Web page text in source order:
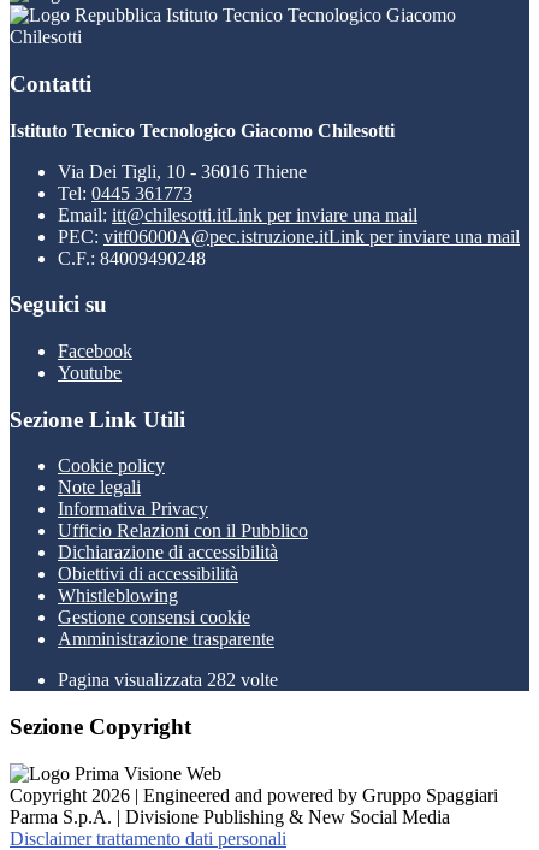
Istituto Tecnico Tecnologico Giacomo
Chilesotti
Contatti
Istituto Tecnico Tecnologico Giacomo Chilesotti
Via Dei Tigli, 10 - 36016 Thiene
Tel: 0445 361773
Email: itt@chilesotti.itLink per inviare una mail
PEC: vitf06000A@pec.istruzione.itLink per inviare una mail
C.F.: 84009490248
Seguici su
Facebook
Youtube
Sezione Link Utili
Cookie policy
Note legali
Informativa Privacy
Ufficio Relazioni con il Pubblico
Dichiarazione di accessibilità
Obiettivi di accessibilità
Whistleblowing
Gestione consensi cookie
Amministrazione trasparente
Pagina visualizzata 282 volte
Sezione Copyright
Copyright 2026 | Engineered and powered by Gruppo Spaggiari
Parma S.p.A. | Divisione Publishing & New Social Media
Disclaimer trattamento dati personali